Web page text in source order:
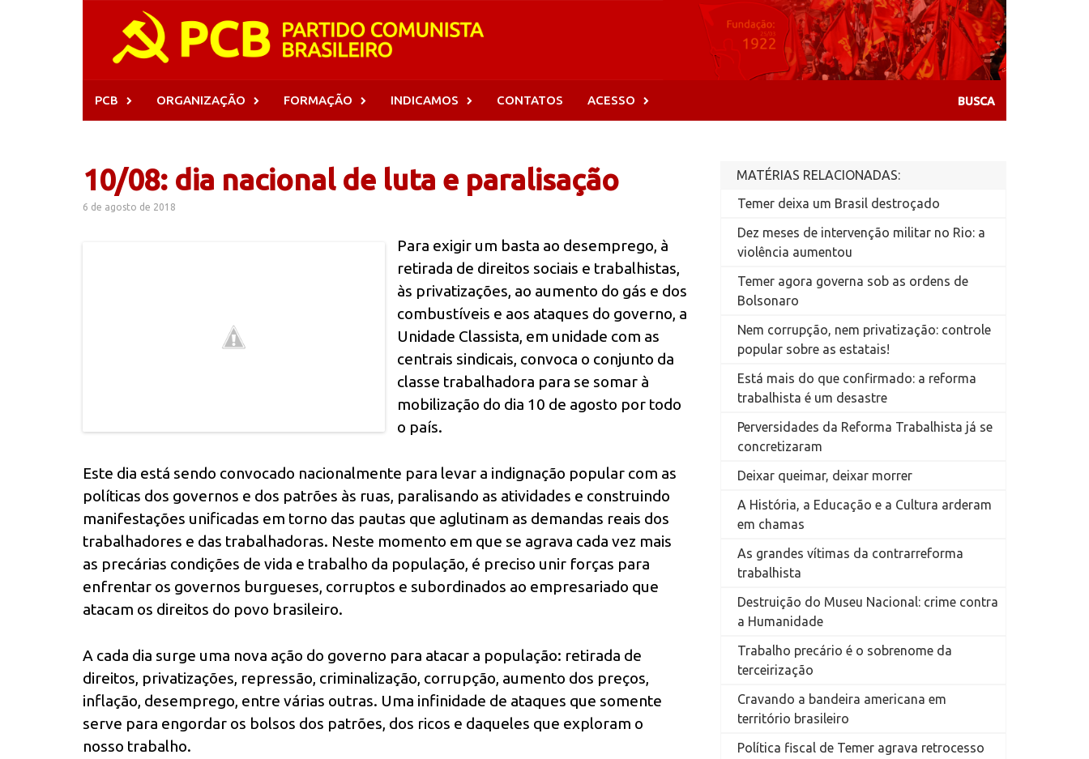
PCB ORGANIZAÇÃO FORMAÇÃO INDICAMOS CONTATOS ACESSO
10/08: dia nacional de luta e paralisação
6 de agosto de 2018
Para exigir um basta ao desemprego, à
retirada de direitos sociais e trabalhistas,
às privatizações, ao aumento do gás e dos
combustíveis e aos ataques do governo, a
Unidade Classista, em unidade com as
centrais sindicais, convoca o conjunto da
classe trabalhadora para se somar à
mobilização do dia 10 de agosto por todo
o país.
Este dia está sendo convocado nacionalmente para levar a indignação popular com as
políticas dos governos e dos patrões às ruas, paralisando as atividades e construindo
manifestações unificadas em torno das pautas que aglutinam as demandas reais dos
trabalhadores e das trabalhadoras. Neste momento em que se agrava cada vez mais
as precárias condições de vida e trabalho da população, é preciso unir forças para
enfrentar os governos burgueses, corruptos e subordinados ao empresariado que
atacam os direitos do povo brasileiro.
A cada dia surge uma nova ação do governo para atacar a população: retirada de
direitos, privatizações, repressão, criminalização, corrupção, aumento dos preços,
inflação, desemprego, entre várias outras. Uma infinidade de ataques que somente
serve para engordar os bolsos dos patrões, dos ricos e daqueles que exploram o
nosso trabalho.
MATÉRIAS RELACIONADAS:
Temer deixa um Brasil destroçado
Dez meses de intervenção militar no Rio: a
violência aumentou
Temer agora governa sob as ordens de
Bolsonaro
Nem corrupção, nem privatização: controle
popular sobre as estatais!
Está mais do que confirmado: a reforma
trabalhista é um desastre
Perversidades da Reforma Trabalhista já se
concretizaram
Deixar queimar, deixar morrer
A História, a Educação e a Cultura arderam
em chamas
As grandes vítimas da contrarreforma
trabalhista
Destruição do Museu Nacional: crime contra
a Humanidade
Trabalho precário é o sobrenome da
terceirização
Cravando a bandeira americana em
território brasileiro
Política fiscal de Temer agrava retrocesso